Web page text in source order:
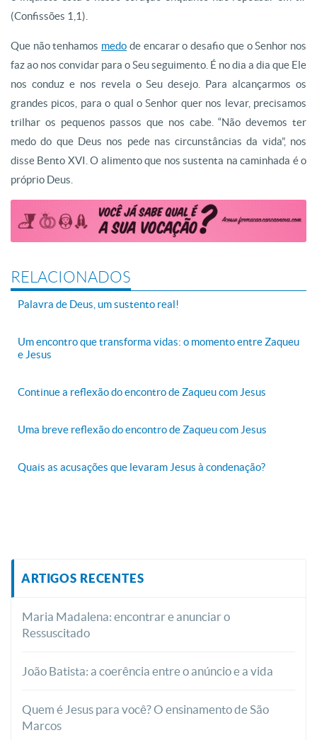
(Confissões 1,1).
Que não tenhamos medo de encarar o desafio que o Senhor nos
faz ao nos convidar para o Seu seguimento. É no dia a dia que Ele
nos conduz e nos revela o Seu desejo. Para alcançarmos os
grandes picos, para o qual o Senhor quer nos levar, precisamos
trilhar os pequenos passos que nos cabe. “Não devemos ter
medo do que Deus nos pede nas circunstâncias da vida”, nos
disse Bento XVI. O alimento que nos sustenta na caminhada é o
próprio Deus.
RELACIONADOS
Palavra de Deus, um sustento real!
Um encontro que transforma vidas: o momento entre Zaqueu
e Jesus
Continue a reflexão do encontro de Zaqueu com Jesus
Uma breve reflexão do encontro de Zaqueu com Jesus
Quais as acusações que levaram Jesus à condenação?
ARTIGOS RECENTES
Maria Madalena: encontrar e anunciar o
Ressuscitado
João Batista: a coerência entre o anúncio e a vida
Quem é Jesus para você? O ensinamento de São
Marcos